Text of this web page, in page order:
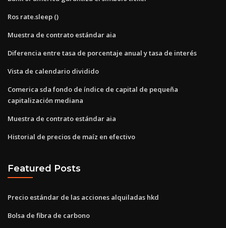
Ros rate.sleep ()
Muestra de contrato estándar aia
Diferencia entre tasa de porcentaje anual y tasa de interés
Vista de calendario dividido
Comerica sda fondo de índice de capital de pequeña
capitalización mediana
Muestra de contrato estándar aia
Historial de precios de maíz en efectivo
Featured Posts
Precio estándar de las acciones alquiladas hkd
Bolsa de fibra de carbono